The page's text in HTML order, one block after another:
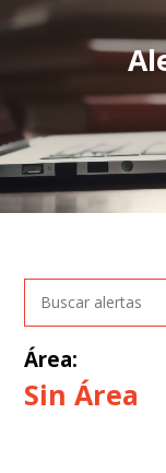
Área:
Sin Área